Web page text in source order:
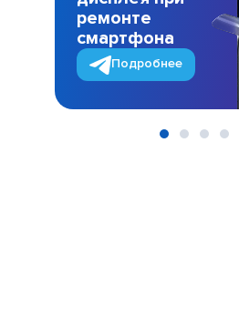
ремонте
смартфона
Подробнее